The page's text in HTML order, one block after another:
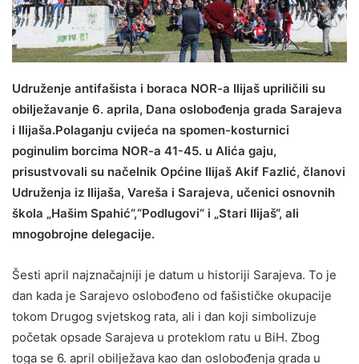
Udruženje antifašista i boraca NOR-a Ilijaš upriličili su
obilježavanje 6. aprila, Dana oslobođenja grada Sarajeva
i Ilijaša.Polaganju cvijeća na spomen-kosturnici
poginulim borcima NOR-a 41-45. u Alića gaju,
prisustvovali su načelnik Općine Ilijaš Akif Fazlić, članovi
Udruženja iz Ilijaša, Vareša i Sarajeva, učenici osnovnih
škola „Hašim Spahić“,“Podlugovi“ i „Stari Ilijaš“, ali
mnogobrojne delegacije.
Šesti april najznačajniji je datum u historiji Sarajeva. To je
dan kada je Sarajevo oslobođeno od fašističke okupacije
tokom Drugog svjetskog rata, ali i dan koji simbolizuje
početak opsade Sarajeva u proteklom ratu u BiH. Zbog
toga se 6. april obilježava kao dan oslobođenja grada u